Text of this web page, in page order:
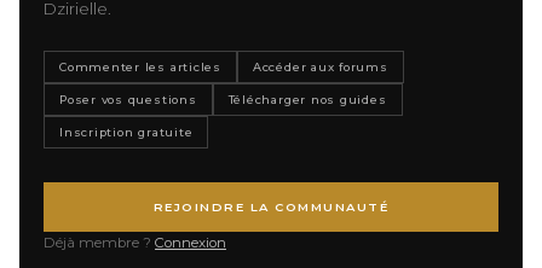
Dzirielle.
Commenter les articles Accéder aux forums
Poser vos questions Télécharger nos guides
Inscription gratuite
REJOINDRE LA COMMUNAUTÉ
Déjà membre ? Connexion